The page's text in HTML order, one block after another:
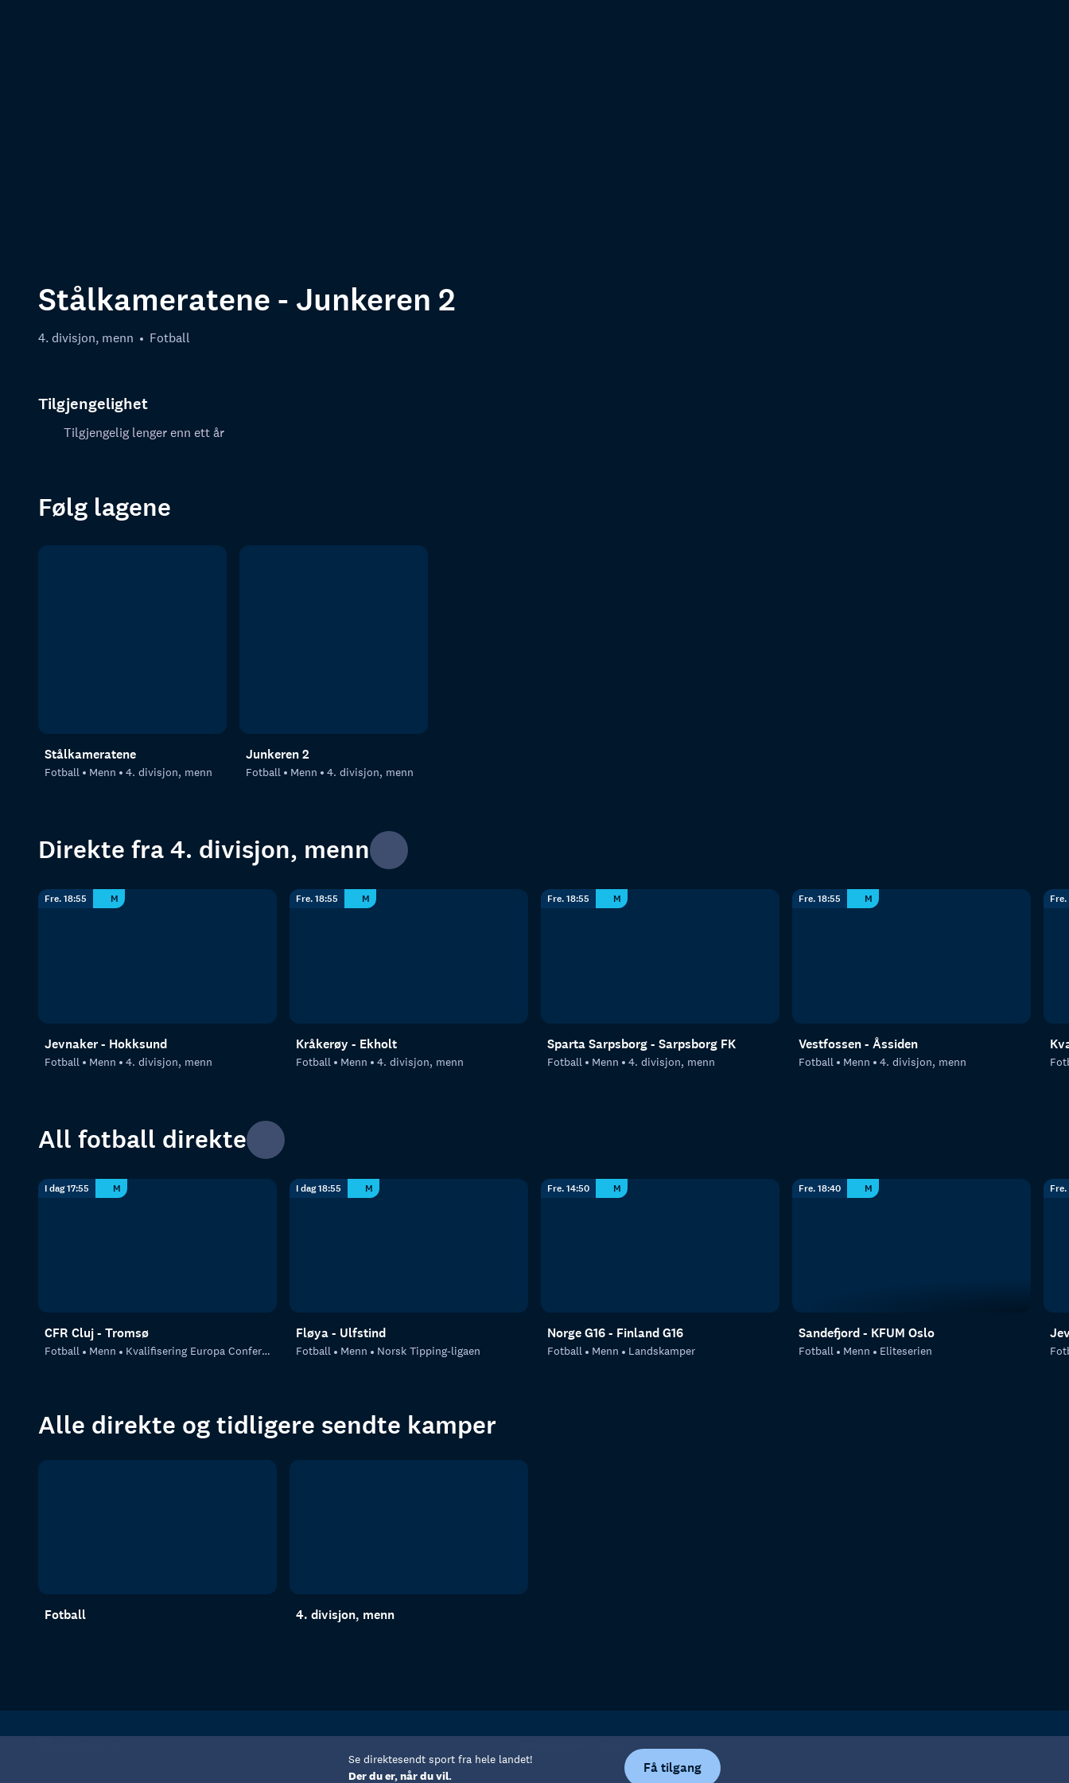
Se direktesendt sport fra hele landet!
Der du er, når du vil.
Få tilgang
Stålkameratene - Junkeren 2
4. divisjon, menn Fotball
Tilgjengelighet
Tilgjengelig lenger enn ett år
Følg lagene
Stålkameratene
Fotball Menn 4. divisjon, menn
Junkeren 2
Fotball Menn 4. divisjon, menn
Direkte fra 4. divisjon, menn
Fre. 18:55 M
Jevnaker - Hokksund
Fotball Menn 4. divisjon, menn
Fre. 18:55 M
Kråkerøy - Ekholt
Fotball Menn 4. divisjon, menn
Fre. 18:55 M
Sparta Sarpsborg - Sarpsborg FK
Fotball Menn 4. divisjon, menn
Fre. 18:55 M
Vestfossen - Åssiden
Fotball Menn 4. divisjon, menn
Fre.
All fotball direkte
I dag 17:55 M
CFR Cluj - Tromsø
Fotball Menn Kvalifisering Europa Conference League
I dag 18:55 M
Fløya - Ulfstind
Fotball Menn Norsk Tipping-ligaen
Fre. 14:50 M
Norge G16 - Finland G16
Fotball Menn Landskamper
Fre. 18:40 M
Sandefjord - KFUM Oslo
Fotball Menn Eliteserien
Fre.
Alle direkte og tidligere sendte kamper
Fotball 4. divisjon, menn